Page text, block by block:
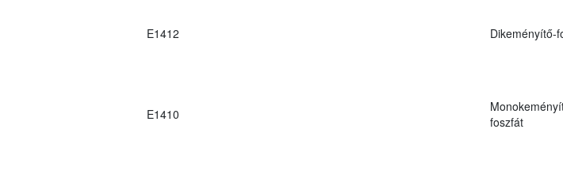
E1412 Dikeményítő-
E1410
foszfát